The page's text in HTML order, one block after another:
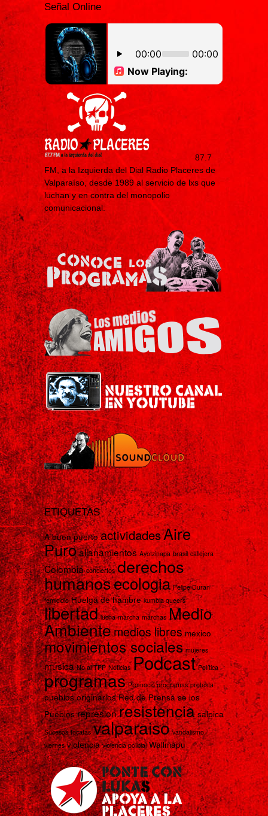
Señal Online
87.7
FM, a la Izquierda del Dial Radio Placeres de
Valparaíso, desde 1989 al servicio de lxs que
luchan y en contra del monopolio
comunicacional.
ETIQUETAS
A buen puerto actividadesAire
Puroallanamientos Ayotzinapa brasil callejera
Colombia conciertos derechos
humanosecologia Felipe Duran
femicidio Huelga de hambre kumbia queers
libertad lucha marcha marchas Medio
Ambientemedios libres mexico
movimientos sociales mujeres
música No al TPP Noticias Podcast Política
programas Promoció programas protesta
pueblos originarios Red de Prensa se los
Pueblos represionresistencia salpica
Sucesos tocatas valparaiso vandalismo
viernes violencia violencia policial Wallmapu